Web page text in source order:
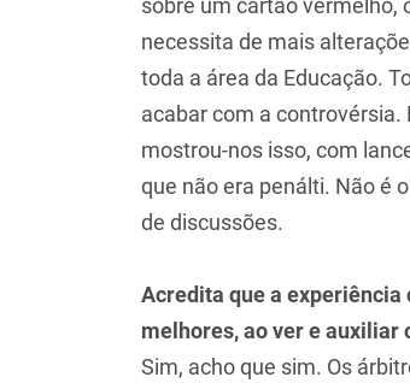
sobre um cartão vermelho,
necessita de mais
toda a área da Educação.
acabar com a controvérsia.
mostrou-nos isso, com
que não era penálti. Não é
de discussões.
Acredita que a experiência
melhores, ao ver e auxiliar
Sim, acho que sim. Os